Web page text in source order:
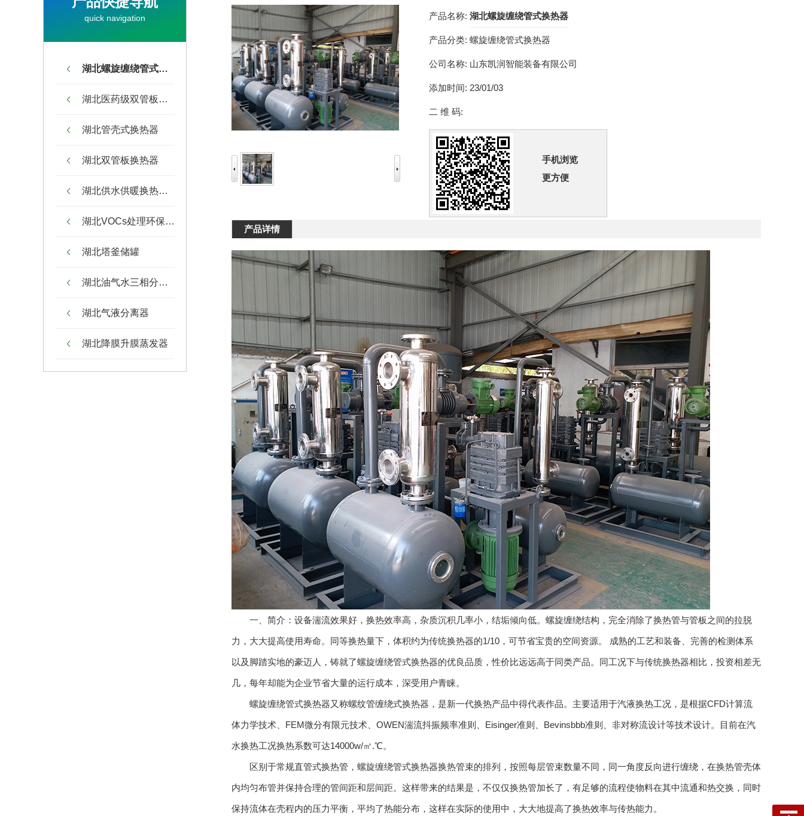
quick navigation
湖北螺旋缠绕管式换热器
湖北医药级双管板换热器
湖北管壳式换热器
湖北双管板换热器
湖北供水供暖换热机组
湖北VOCs处理环保设备
湖北塔釜储罐
湖北油气水三相分离器
湖北气液分离器
湖北降膜升膜蒸发器
产品名称: 湖北螺旋缠绕管式换热器
产品分类: 螺旋缠绕管式换热器
公司名称: 山东凯润智能装备有限公司
添加时间: 23/01/03
二 维 码:
手机浏览
更方便
产品详情
一、简介：设备湍流效果好，换热效率高，杂质沉积几率小，结垢倾向低。螺旋缠绕结构，完全消除了换热管与管板之间的拉脱
力，大大提高使用寿命。同等换热量下，体积约为传统换热器的1/10，可节省宝贵的空间资源。 成熟的工艺和装备、完善的检测体系
以及脚踏实地的豪迈人，铸就了螺旋缠绕管式换热器的优良品质，性价比远远高于同类产品。同工况下与传统换热器相比，投资相差无
几，每年却能为企业节省大量的运行成本，深受用户青睐。
螺旋缠绕管式换热器又称螺纹管缠绕式换热器，是新一代换热产品中得代表作品。主要适用于汽液换热工况，是根据CFD计算流
体力学技术、FEM微分有限元技术、OWEN湍流抖振频率准则、Eisinger准则、Bevinsbbb准则、非对称流设计等技术设计。目前在汽
水换热工况换热系数可达14000w/㎡.℃。
区别于常规直管式换热管，螺旋缠绕管式换热器换热管束的排列，按照每层管束数量不同，同一角度反向进行缠绕，在换热管壳体
内均匀布管并保持合理的管间距和层间距。这样带来的结果是，不仅仅换热管加长了，有足够的流程使物料在其中流通和热交换，同时
保持流体在壳程内的压力平衡，平均了热能分布，这样在实际的使用中，大大地提高了换热效率与传热能力。